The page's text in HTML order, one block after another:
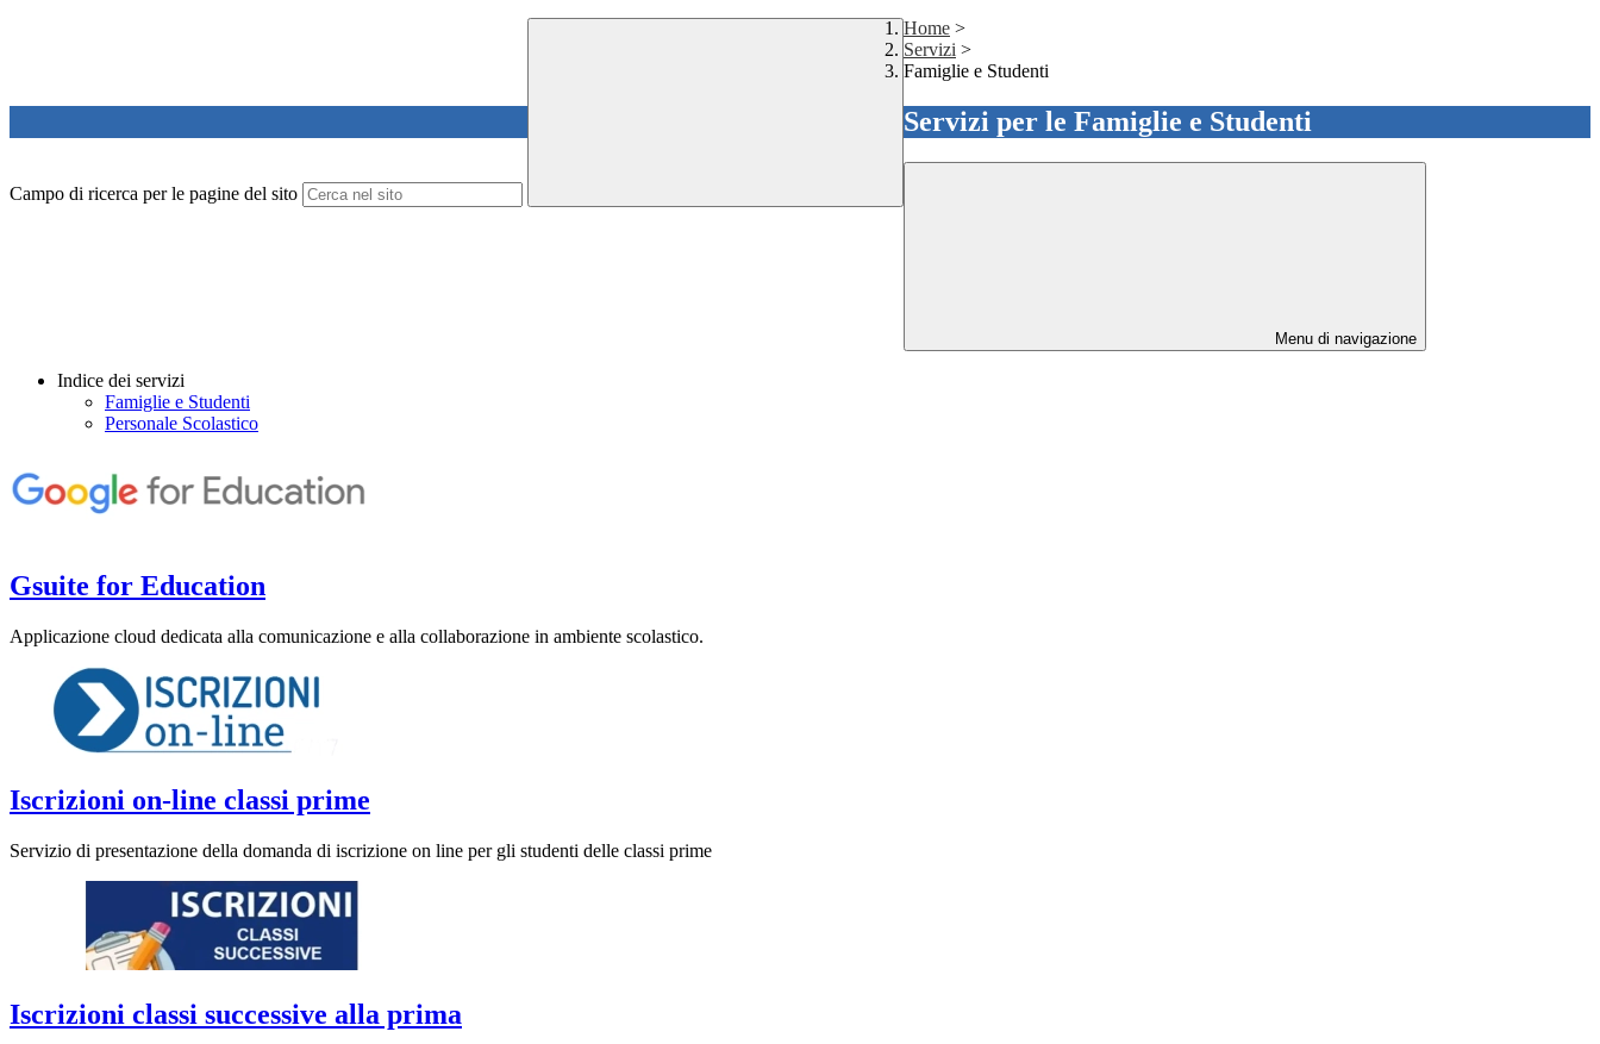
Campo di ricerca per le pagine del sito
Home >
Servizi >
Famiglie e Studenti
Servizi per le Famiglie e Studenti
Menu di navigazione
Indice dei servizi
Famiglie e Studenti
Personale Scolastico
Gsuite for Education
Applicazione cloud dedicata alla comunicazione e alla collaborazione in ambiente scolastico.
Iscrizioni on-line classi prime
Servizio di presentazione della domanda di iscrizione on line per gli studenti delle classi prime
Iscrizioni classi successive alla prima